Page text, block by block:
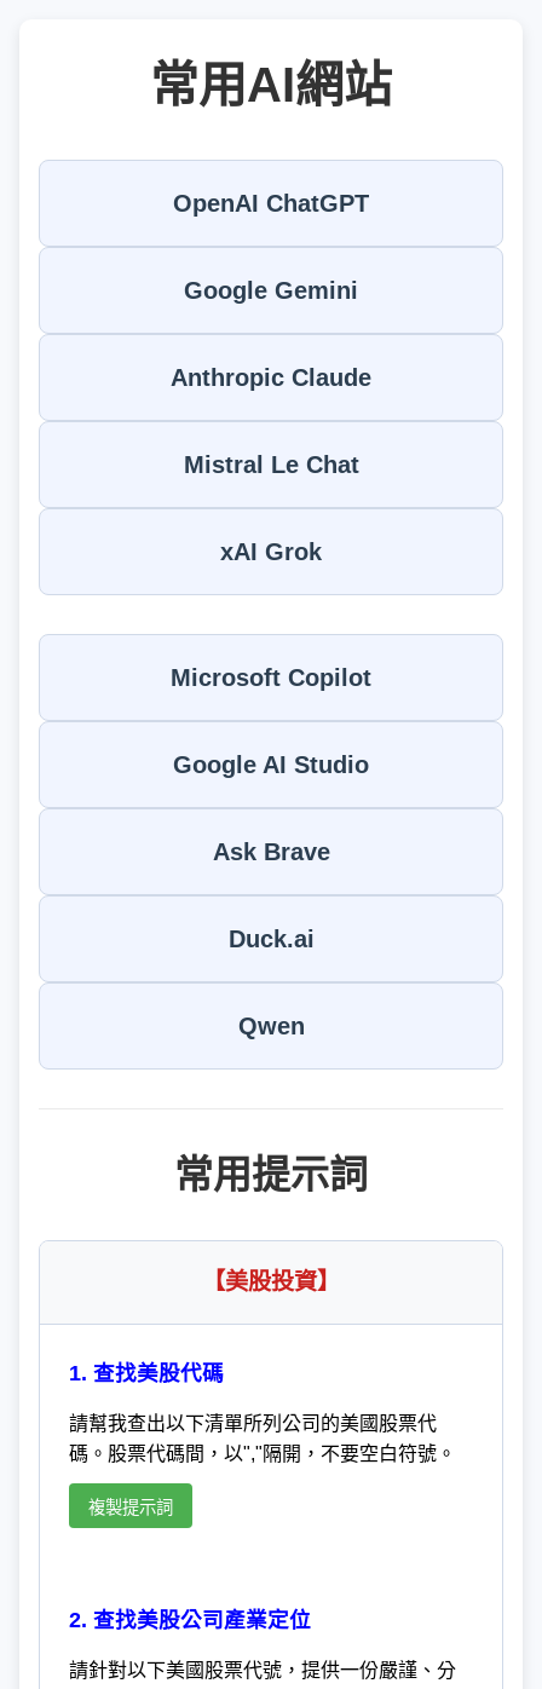
常用AI網站
OpenAI ChatGPT
Google Gemini
Anthropic Claude
Mistral Le Chat
xAI Grok
Microsoft Copilot
Google AI Studio
Ask Brave
Duck.ai
Qwen
常用提示詞
【美股投資】
1. 查找美股代碼
請幫我查出以下清單所列公司的美國股票代
碼。股票代碼間，以","隔開，不要空白符號。
複製提示詞
2. 查找美股公司產業定位
請針對以下美國股票代號，提供一份嚴謹、分